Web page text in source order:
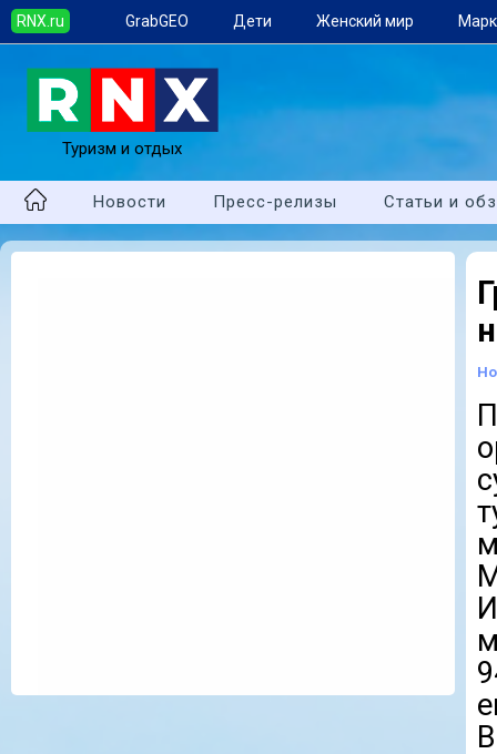
RNX.ru GrabGEO Дети Женский мир
Туризм и отдых
Новости Пресс-релизы Статьи и